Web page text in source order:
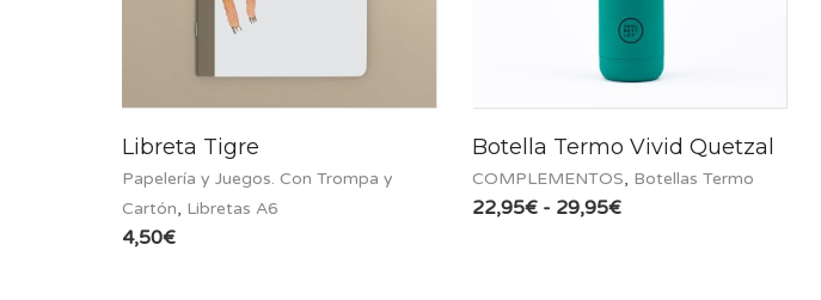
Libreta Tigre
Papelería y Juegos. Con Trompa y
Cartón, Libretas A6
4,50€
Botella Termo Vivid Quetzal
COMPLEMENTOS, Botellas Termo
22,95€ - 29,95€Rango